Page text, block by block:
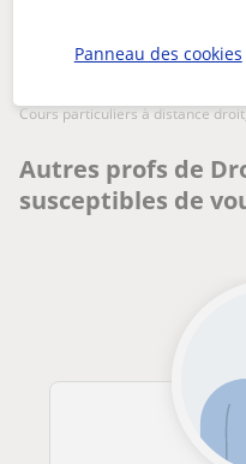
Des problèmes
cours particuliers à distance
Autres profs de
susceptibles de
Panneau des cookies